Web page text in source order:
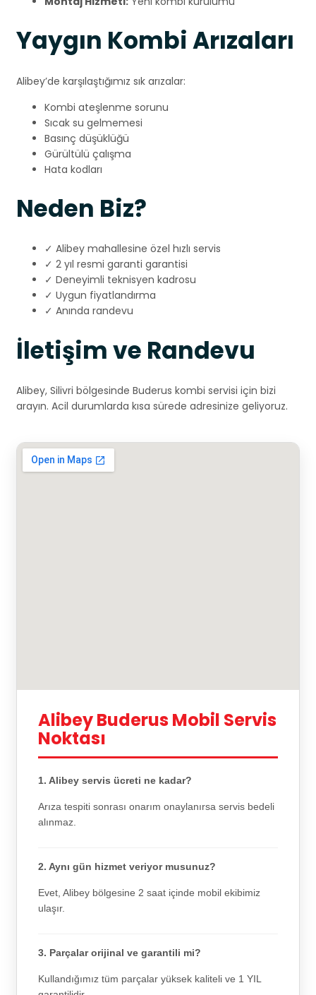
Yaygın Kombi Arızaları
Alibey’de karşılaştığımız sık arızalar:
Kombi ateşlenme sorunu
Sıcak su gelmemesi
Basınç düşüklüğü
Gürültülü çalışma
Hata kodları
Neden Biz?
✓ Alibey mahallesine özel hızlı servis
✓ 2 yıl resmi garanti garantisi
✓ Deneyimli teknisyen kadrosu
✓ Uygun fiyatlandırma
✓ Anında randevu
İletişim ve Randevu
Alibey, Silivri bölgesinde Buderus kombi servisi için bizi
arayın. Acil durumlarda kısa sürede adresinize geliyoruz.
Alibey Buderus Mobil Servis
Noktası
1. Alibey servis ücreti ne kadar?
Arıza tespiti sonrası onarım onaylanırsa servis bedeli
alınmaz.
2. Aynı gün hizmet veriyor musunuz?
Evet, Alibey bölgesine 2 saat içinde mobil ekibimiz
ulaşır.
3. Parçalar orijinal ve garantili mi?
Kullandığımız tüm parçalar yüksek kaliteli ve 1 YIL